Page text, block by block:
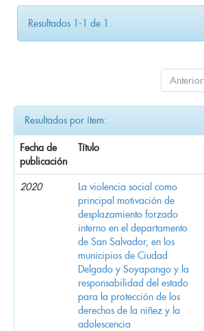
Resultados 1-1 de 1.
Anterior
Resultados por ítem:
Fecha de
publicación
Título
2020
La violencia social como
principal motivación de
desplazamiento forzado
interno en el departamento
de San Salvador, en los
municipios de Ciudad
Delgado y Soyapango y la
responsabilidad del estado
para la protección de los
derechos de la niñez y la
adolescencia